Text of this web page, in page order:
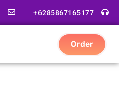
+6285867165177
Order